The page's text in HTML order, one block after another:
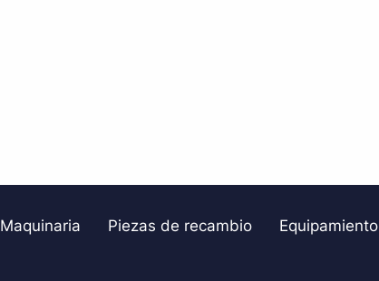
Maquinaria Piezas de recambio Equipamiento